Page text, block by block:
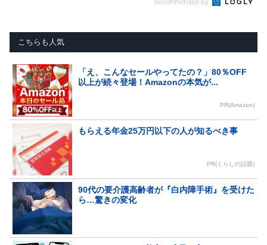
Recommended by
こちらも人気
「え、こんなセールやってたの？」80％OFF
以上が続々登場！Amazonの本気が...
PR(Amazon)
もらえる年金25万円以下の人が知るべき事
PR(くらしの話題)
90代の要介護高齢者が『白内障手術』を受けた
ら…驚きの変化